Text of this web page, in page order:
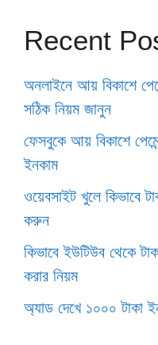
Recent
অনলাইনে আয় বিকাশে
সঠিক নিয়ম জানুন
ফেসবুকে আয় বিকাশে
ইনকাম
ওয়েবসাইট খুলে কিভাবে
করুন
কিভাবে ইউটিউব থেকে
করার নিয়ম
অ্যাড দেখে ১০০০ টাকা